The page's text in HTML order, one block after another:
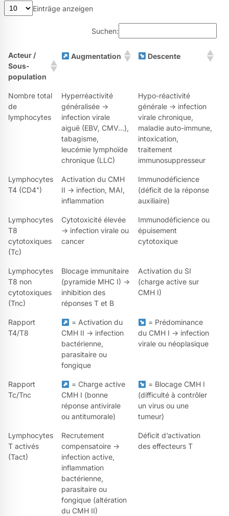
Einträge anzeigen
Suchen:
Acteur /
Sous-
population
Augmentation Descente
Nombre total
de
lymphocytes
Hyperréactivité
généralisée →
infection virale
aiguë (EBV, CMV…),
tabagisme,
leucémie lymphoïde
chronique (LLC)
Hypo-réactivité
générale → infection
virale chronique,
maladie auto-immune,
intoxication,
traitement
immunosuppresseur
Lymphocytes
T4 (CD4⁺)
Activation du CMH
II → infection, MAI,
inflammation
Immunodéficience
(déficit de la réponse
auxiliaire)
Lymphocytes
T8
cytotoxiques
(Tc)
Cytotoxicité élevée
→ infection virale ou
cancer
Immunodéficience ou
épuisement
cytotoxique
Lymphocytes
T8 non
cytotoxiques
(Tnc)
Blocage immunitaire
(pyramide MHC I) →
inhibition des
réponses T et B
Activation du SI
(charge active sur
CMH I)
Rapport
T4/T8
= Activation du
CMH II → infection
bactérienne,
parasitaire ou
fongique
= Prédominance
du CMH I → infection
virale ou néoplasique
Rapport
Tc/Tnc
= Charge active
CMH I (bonne
réponse antivirale
ou antitumorale)
= Blocage CMH I
(difficulté à contrôler
un virus ou une
tumeur)
Lymphocytes
T activés
(Tact)
Recrutement
compensatoire →
infection active,
inflammation
bactérienne,
parasitaire ou
fongique (altération
du CMH II)
Déficit d’activation
des effecteurs T